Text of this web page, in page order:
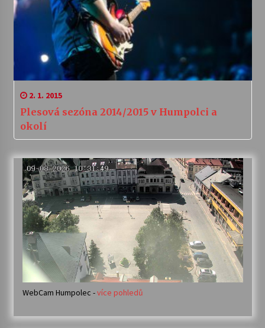
2. 1. 2015
Plesová sezóna 2014/2015 v Humpolci a
okolí
WebCam Humpolec -více pohledů